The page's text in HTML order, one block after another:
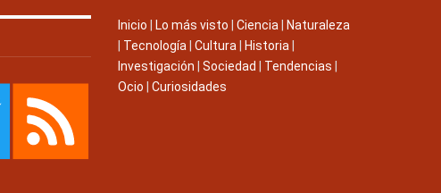
Inicio Lo más visto Ciencia
Naturaleza
Tecnología Cultura Historia
Investigación
Sociedad Tendencias
Ocio
Curiosidades